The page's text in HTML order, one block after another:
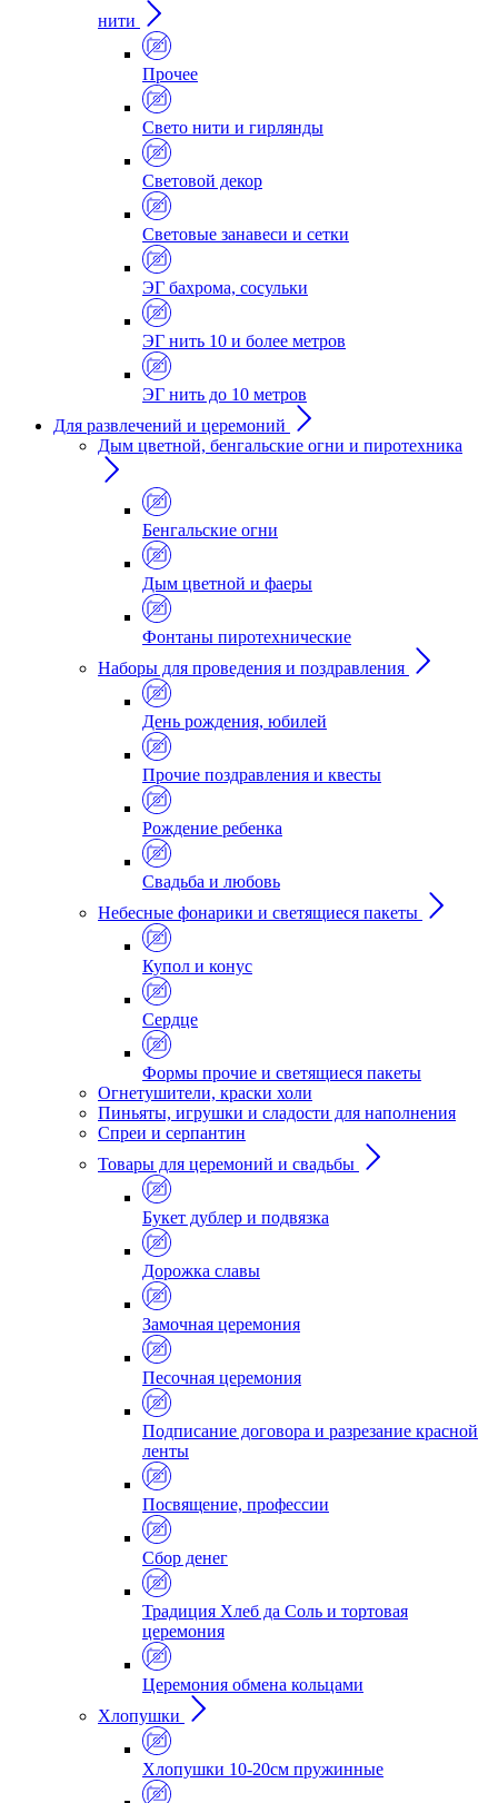
нити
Прочее
Свето нити и гирлянды
Световой декор
Световые занавеси и сетки
ЭГ бахрома, сосульки
ЭГ нить 10 и более метров
ЭГ нить до 10 метров
Для развлечений и церемоний
Дым цветной, бенгальские огни и пиротехника
Бенгальские огни
Дым цветной и фаеры
Фонтаны пиротехнические
Наборы для проведения и поздравления
День рождения, юбилей
Прочие поздравления и квесты
Рождение ребенка
Свадьба и любовь
Небесные фонарики и светящиеся пакеты
Купол и конус
Сердце
Формы прочие и светящиеся пакеты
Огнетушители, краски холи
Пиньяты, игрушки и сладости для наполнения
Спреи и серпантин
Товары для церемоний и свадьбы
Букет дублер и подвязка
Дорожка славы
Замочная церемония
Песочная церемония
Подписание договора и разрезание красной
ленты
Посвящение, профессии
Сбор денег
Традиция Хлеб да Соль и тортовая
церемония
Церемония обмена кольцами
Хлопушки
Хлопушки 10-20см пружинные